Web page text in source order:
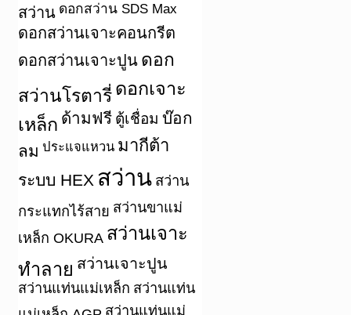
สว่าน ดอกสว่าน SDS Max
ดอกสว่านเจาะคอนกรีต
ดอกสว่านเจาะปูน ดอก
สว่านโรตารี่ ดอกเจาะ
เหล็ก ด้ามฟรี ตู้เชื่อม บ๊อก
ลม ประแจแหวน มากีต้า
ระบบ HEX สว่าน สว่าน
กระแทกไร้สาย สว่านขาแม่
เหล็ก OKURA สว่านเจาะ
ทำลาย สว่านเจาะปูน
สว่านแท่นแม่เหล็ก สว่านแท่น
แม่เหล็ก AGP สว่านแท่นแม่